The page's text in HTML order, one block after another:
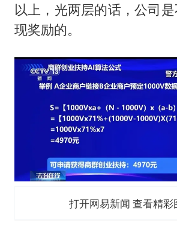
以上，光两层的话，公司
现奖励的。
打开网易新闻 查看精彩